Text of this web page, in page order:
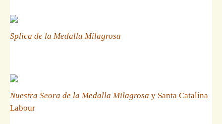
Splica de la Medalla Milagrosa
Nuestra Seora de la Medalla Milagrosa y Santa Catalina
Labour